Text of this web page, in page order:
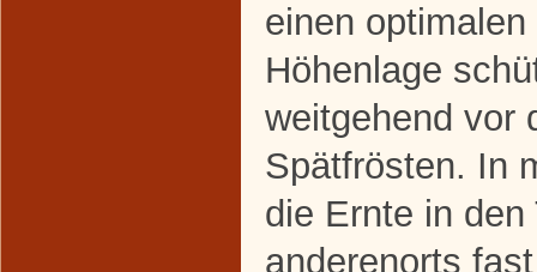
einen
Höhenlage
weitgehend vor
Spätfrösten. In
die Ernte in den
anderenorts